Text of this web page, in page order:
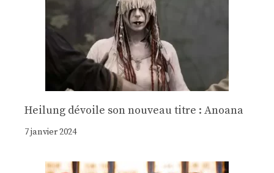
Heilung dévoile son nouveau titre : Anoana
7 janvier 2024